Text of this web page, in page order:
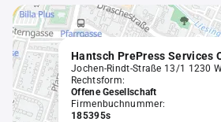
Hantsch PrePress Services
Jochen-Rindt-Straße 13/1 1230
Rechtsform:
Offene Gesellschaft
Firmenbuchnummer:
185395s